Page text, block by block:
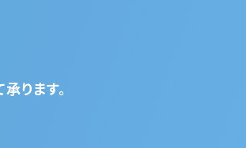
ります。